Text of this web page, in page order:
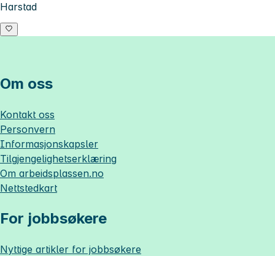
Harstad
Om oss
Kontakt oss
Personvern
Informasjonskapsler
Tilgjengelighetserklæring
Om arbeidsplassen.no
Nettstedkart
For jobbsøkere
Nyttige artikler for jobbsøkere